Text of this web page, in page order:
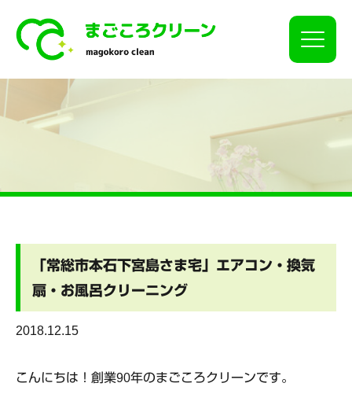
Click
「常総市本石下宮島さま宅」エアコン・換気
扇・お風呂クリーニング
2018.12.15
こんにちは！創業90年のまごころクリーンです。